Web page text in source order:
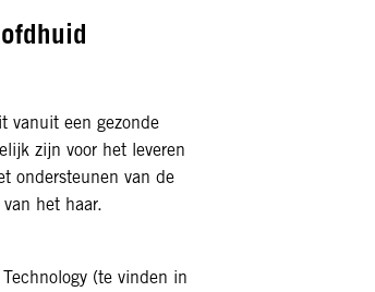
vanuit een gezonde
zijn voor het leveren
ondersteunen van de
het haar.
(te vinden in